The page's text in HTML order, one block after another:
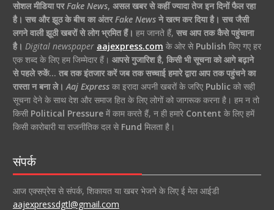
सोशल मीडिया परFake News, असल खबर से कहीं ज्यादा तेज इन दिनों फैल रहा
है। सच और झूठ के बीच का अंतरFake Newsने खत्म कर दिया है। सच जैसी
लगने वाली झूठी खबरों से लोग भ्रमित हैं। हम जानते हैं, सच आप तक कैसे पहुंचाना
है। Digital newspaper aajexpress.com के ओर से Publish किए गए हर
एक शब्द के लिए हम जिम्मेदार हैं। आपसे गुजारिश है, किसी भी सूचना को आगे बढ़ाने
से पहले रुकें… तब तक इंतजार करें जब तक सच्चाई हमारे द्वारा आप तक पहुंचने का
रास्ता न बना ले। Aaj Expressका इरादा अपनी खबरों के जरिए Publicको सही
सूचना देने के साथ देश और समाज हित के लिए लोगों को जागरूक करना है। हम न तो
किसी Political Pressureमें काम करते हैं, न ही हमारे Content के लिए हमें
किसी कारोबारी या राजनीतिक दल से Fund मिलता है।
संपर्क
आज एक्सप्रेस से संपर्क, शिकायत या खबर भेजने के लिए ई मेल आईडी
aajexpressdgtl@gmail.com